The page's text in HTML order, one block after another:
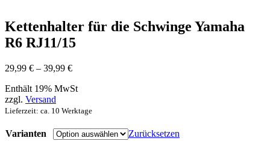
Kettenhalter für die Schwinge Yamaha
R6 RJ11/15
29,99 € – 39,99 €Preisspanne:
bis
Enthält 19% MwSt
zzgl. Versand
Lieferzeit: ca. 10 Werktage
Varianten
Zurücksetzen